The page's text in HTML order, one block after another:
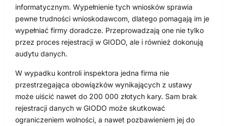
informatycznym. Wypełnienie tych wniosków sprawia
pewne trudności wnioskodawcom, dlatego pomagają im je
wypełniać firmy doradcze. Przeprowadzają one nie tylko
przez proces rejestracji w GIODO, ale i również dokonują
audytu danych.
W wypadku kontroli inspektora jedna firma nie
przestrzegająca obowiązków wynikających z ustawy
może uiścić nawet do 200 000 złotych kary. Sam brak
rejestracji danych w GIODO może skutkować
ograniczeniem wolności, a nawet pozbawieniem jej do